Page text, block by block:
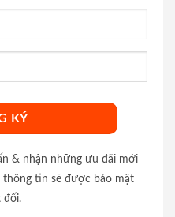
& nhận những ưu đãi mới
thông tin sẽ được bảo mật
đối.